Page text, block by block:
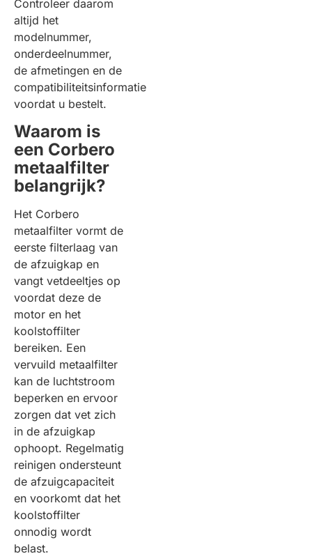
Controleer daarom
altijd het
modelnummer,
onderdeelnummer,
de afmetingen en de
compatibiliteitsinformatie
voordat u bestelt.
Waarom is
een Corbero
metaalfilter
belangrijk?
Het Corbero
metaalfilter vormt de
eerste filterlaag van
de afzuigkap en
vangt vetdeeltjes op
voordat deze de
motor en het
koolstoffilter
bereiken. Een
vervuild metaalfilter
kan de luchtstroom
beperken en ervoor
zorgen dat vet zich
in de afzuigkap
ophoopt. Regelmatig
reinigen ondersteunt
de afzuigcapaciteit
en voorkomt dat het
koolstoffilter
onnodig wordt
belast.